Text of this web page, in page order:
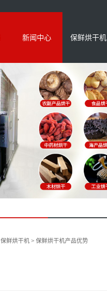
新闻中心 保鲜烘干机
保鲜烘干机 > 保鲜烘干机产品优势